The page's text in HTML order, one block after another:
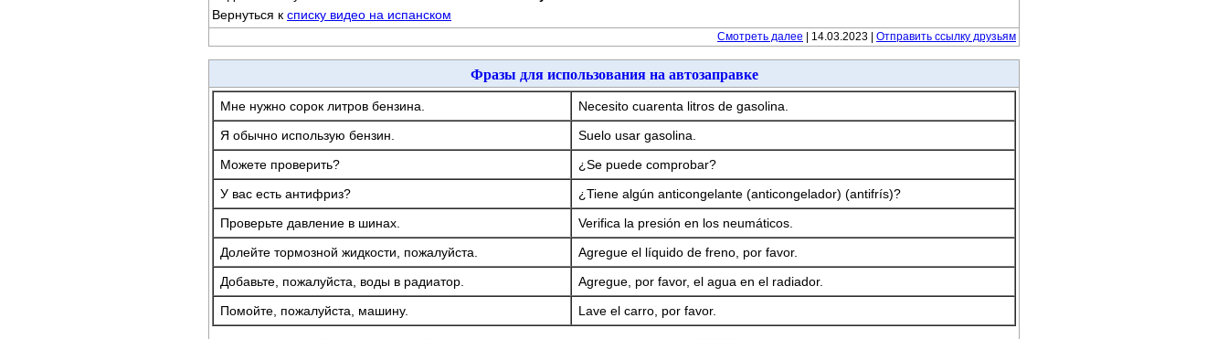
Вернуться к списку видео на испанском
Смотреть далее | 14.03.2023 | Отправить ссылку друзьям
Фразы для использования на автозаправке
Мне нужно сорок литров бензина.
Necesito cuarenta litros de gasolina.
Я обычно использую бензин.
Suelo usar gasolina.
Можете проверить?
¿Se puede comprobar?
У вас есть антифриз?
¿Tiene algún anticongelante (anticongelador) (antifrís)?
Проверьте давление в шинах.
Verifica la presión en los neumáticos.
Долейте тормозной жидкости, пожалуйста.
Agregue el líquido de freno, por favor.
Добавьте, пожалуйста, воды в радиатор.
Agregue, por favor, el agua en el radiador.
Помойте, пожалуйста, машину.
Lave el carro, por favor.